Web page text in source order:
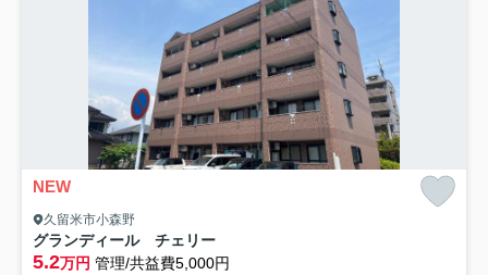
NEW
久留米市小森野
グランディール チェリー
5.2万円 管理/共益費5,000円